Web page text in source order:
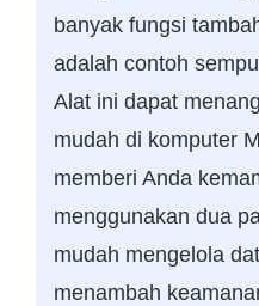
banyak fungsi
adalah contoh
Alat ini dapat
mudah di komputer
memberi Anda
menggunakan dua
mudah mengelola
menambah